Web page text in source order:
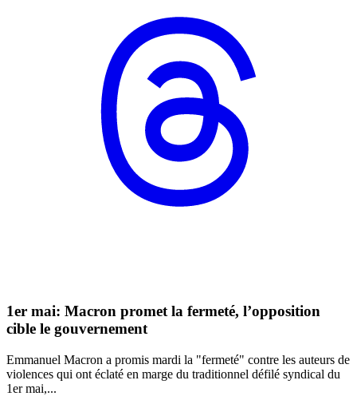
1er mai: Macron promet la fermeté, l’opposition
cible le gouvernement
Emmanuel Macron a promis mardi la "fermeté" contre les auteurs de
violences qui ont éclaté en marge du traditionnel défilé syndical du
1er mai,...